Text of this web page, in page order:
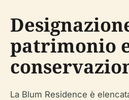
patrimonio
La Blum Residence è